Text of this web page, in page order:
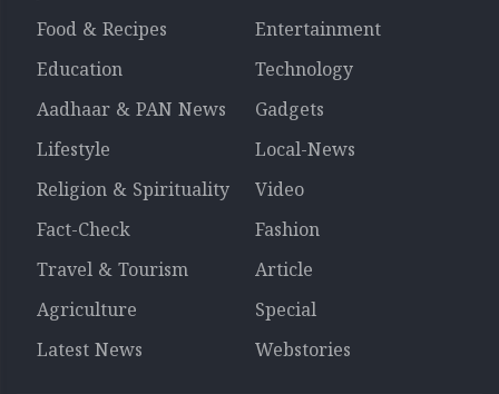
Food & Recipes
Entertainment
Education
Technology
Aadhaar & PAN News
Gadgets
Lifestyle
Local-News
Religion & Spirituality
Video
Fact-Check
Fashion
Travel & Tourism
Article
Agriculture
Special
Latest News
Webstories